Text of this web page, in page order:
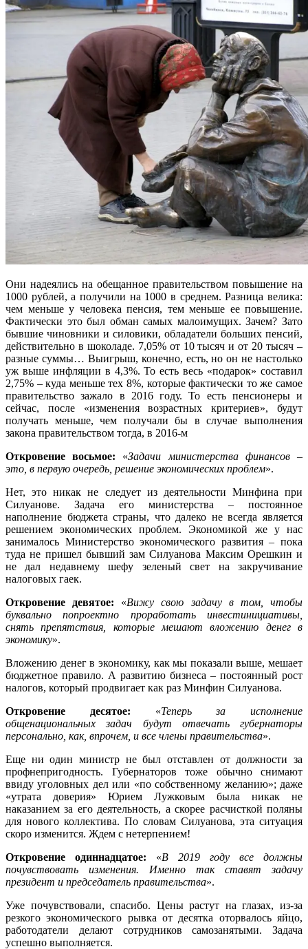
Они надеялись на обещанное правительством повышение на
1000 рублей, а получили на 1000 в среднем. Разница велика:
чем меньше у человека пенсия, тем меньше ее повышение.
Фактически это был обман самых малоимущих. Зачем? Зато
бывшие чиновники и силовики, обладатели больших пенсий,
действительно в шоколаде. 7,05% от 10 тысяч и от 20 тысяч –
разные суммы… Выигрыш, конечно, есть, но он не настолько
уж выше инфляции в 4,3%. То есть весь «подарок» составил
2,75% – куда меньше тех 8%, которые фактически то же самое
правительство зажало в 2016 году. То есть пенсионеры и
сейчас, после «изменения возрастных критериев», будут
получать меньше, чем получали бы в случае выполнения
закона правительством тогда, в 2016-м
Откровение восьмое: «Задачи министерства финансов –
это, в первую очередь, решение экономических проблем».
Нет, это никак не следует из деятельности Минфина при
Силуанове. Задача его министерства – постоянное
наполнение бюджета страны, что далеко не всегда является
решением экономических проблем. Экономикой же у нас
занималось Министерство экономического развития – пока
туда не пришел бывший зам Силуанова Максим Орешкин и
не дал недавнему шефу зеленый свет на закручивание
налоговых гаек.
Откровение девятое: «Вижу свою задачу в том, чтобы
буквально попроектно проработать инвестинициативы,
снять препятствия, которые мешают вложению денег в
экономику».
Вложению денег в экономику, как мы показали выше, мешает
бюджетное правило. А развитию бизнеса – постоянный рост
налогов, который продвигает как раз Минфин Силуанова.
Откровение десятое: «Теперь за исполнение
общенациональных задач будут отвечать губернаторы
персонально, как, впрочем, и все члены правительства».
Еще ни один министр не был отставлен от должности за
профнепригодность. Губернаторов тоже обычно снимают
ввиду уголовных дел или «по собственному желанию»; даже
«утрата доверия» Юрием Лужковым была никак не
наказанием за его деятельность, а скорее расчисткой поляны
для нового коллектива. По словам Силуанова, эта ситуация
скоро изменится. Ждем с нетерпением!
Откровение одиннадцатое: «В 2019 году все должны
почувствовать изменения. Именно так ставят задачу
президент и председатель правительства».
Уже почувствовали, спасибо. Цены растут на глазах, из-за
резкого экономического рывка от десятка оторвалось яйцо,
работодатели делают сотрудников самозанятыми. Задача
успешно выполняется.